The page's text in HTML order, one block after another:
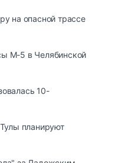
на опасной трассе
М-5 в Челябинской
10-
планируют